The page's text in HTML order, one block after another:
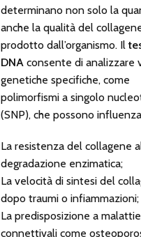
determinano non solo la
anche la qualità del
prodotto dall’organismo. Il
DNAconsente di analizzare
genetiche specifiche, come
polimorfismi a singolo
(SNP), che possono
La resistenza del collagene
degradazione enzimatica;
La velocità di sintesi del
dopo traumi o infiammazioni;
La predisposizione a malattie
connettivali come